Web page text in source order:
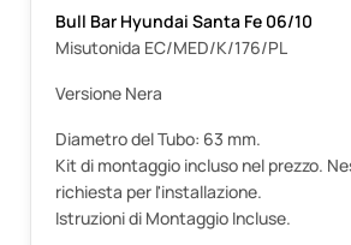
Bull Bar Hyundai Santa Fe 06/10
Misutonida EC/MED/K/176/PL
Versione Nera
Diametro del Tubo: 63 mm.
Kit di montaggio incluso nel prezzo.
richiesta per l'installazione.
Istruzioni di Montaggio Incluse.